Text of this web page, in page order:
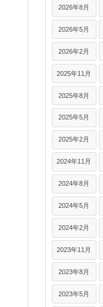
2026年8月
2026年5月
2026年2月
2025年11月
2025年8月
2025年5月
2025年2月
2024年11月
2024年8月
2024年5月
2024年2月
2023年11月
2023年8月
2023年5月